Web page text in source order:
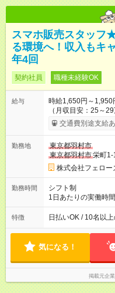
スマホ販売スタッフ
る環境へ！収入もキ
年4回
契約社員 職種未経験OK
給与
時給1,650円～1,950
（月収目安：25～29万円） ◎安定した給与で安
タイムで勤務いた
す。シフトが削ら
たいという人もいる
ので、お気軽にご相談ください！ ※2
す。その間の給与・待遇に
用期間あり 試用期
と同じです。
交通費別途支給
勤務地
東京都羽村市
東京都羽村市栄町1-
株式会社フェロー
勤務時間
シフト制
1日あたりの実働時
(1) 10:00～19:00
いずれも実働8時間
たい」などあれば相
特徴 日払いOK / 10名以
気になる！
掲載元企